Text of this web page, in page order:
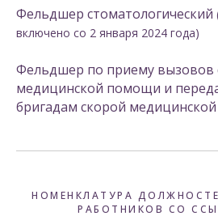
Фельдшер стоматологический
включено со 2 января 2024 года)
Фельдшер по приему вызовов
медицинской помощи и
бригадам скорой
НОМЕНКЛАТУРА
РАБОТНИКОВ СО